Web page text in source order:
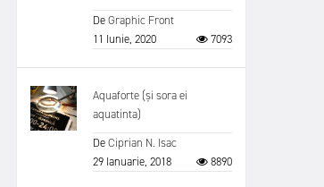
DeGraphic Front
11 Iunie, 2020
7093
Aquaforte (și sora ei
aquatinta)
DeCiprian N. Isac
29 Ianuarie, 2018
8890